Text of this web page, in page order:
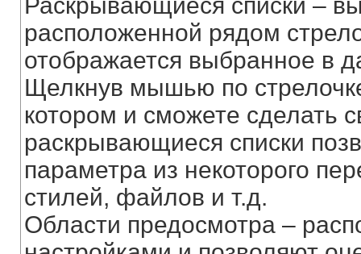
расположенной рядом
отображается выбранное в
Щелкнув мышью по
котором и сможете сделать
раскрывающиеся списки
параметра из некоторого
стилей, файлов и т.д.
Области предосмотра –